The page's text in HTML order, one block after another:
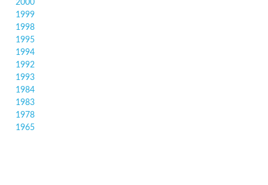
2000
1999
1998
1995
1994
1992
1993
1984
1983
1978
1965